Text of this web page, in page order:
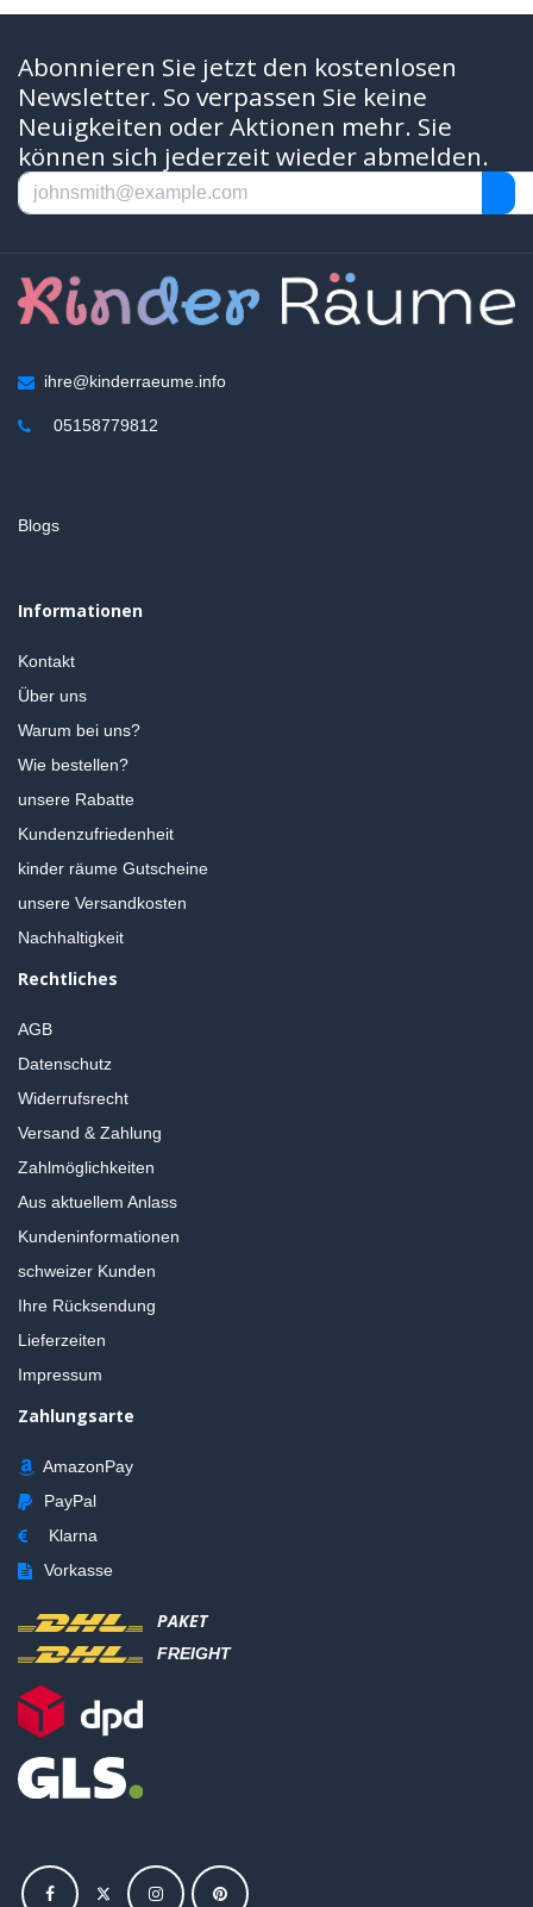
Abonnieren Sie jetzt den kostenlosen
Newsletter. So verpassen Sie keine
Neuigkeiten oder Aktionen mehr. Sie
können sich jederzeit wieder abmelden.
ihre@kinderraeume.info
05158779812
Blogs
Informationen
Kontakt
Über uns
Warum bei uns?
Wie bestellen?
unsere Rabatte
Kundenzufriedenheit
kinder räume Gutscheine
unsere Versandkosten
Nachhaltigkeit
Rechtliches
AGB
Datenschutz
Widerrufsrecht
Versand & Zahlung
Zahlmöglichkeiten
Aus aktuellem Anlass
Kundeninformationen
schweizer Kunden
Ihre Rücksendung
Lieferzeiten
Impressum
Zahlungsarte
AmazonPay
PayPal
Klarna
Vorkasse
PAKET
FREIGHT